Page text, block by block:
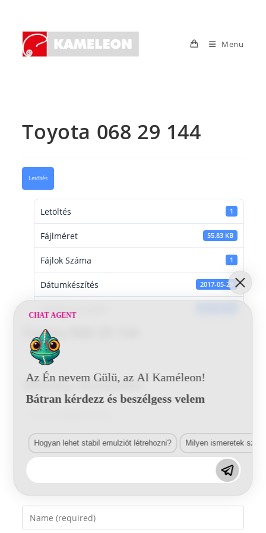
content
Menu
Toyota 068 29 144
Letöltés
Letöltés 1
Fájlméret 55.83 KB
Fájlok Száma 1
Dátumkészítés 2017-05-29
Toyota 068 29 144
Vélemény, hozzászólás?
Enter
your
CHAT AGENT
Az Én nevem Gülü, az AI Kaméleon!
Bátran kérdezz és beszélgess velem
Hogyan lehet stabil emulziót létrehozni? Milyen ismeretek